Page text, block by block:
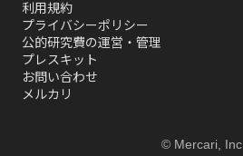
利用規約
プライバシーポリシー
公的研究費の運営・管理
プレスキット
お問い合わせ
メルカリ
© Mercari, Inc.